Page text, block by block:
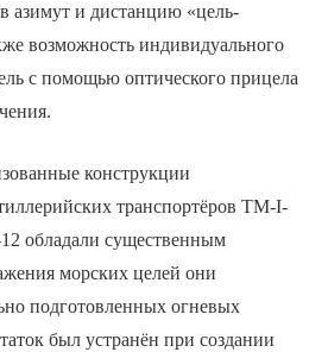
азимут и дистанцию «цель-
возможность индивидуального
с помощью оптического прицела
конструкции
транспортёров TM-I-
обладали существенным
морских целей они
подготовленных огневых
был устранён при создании